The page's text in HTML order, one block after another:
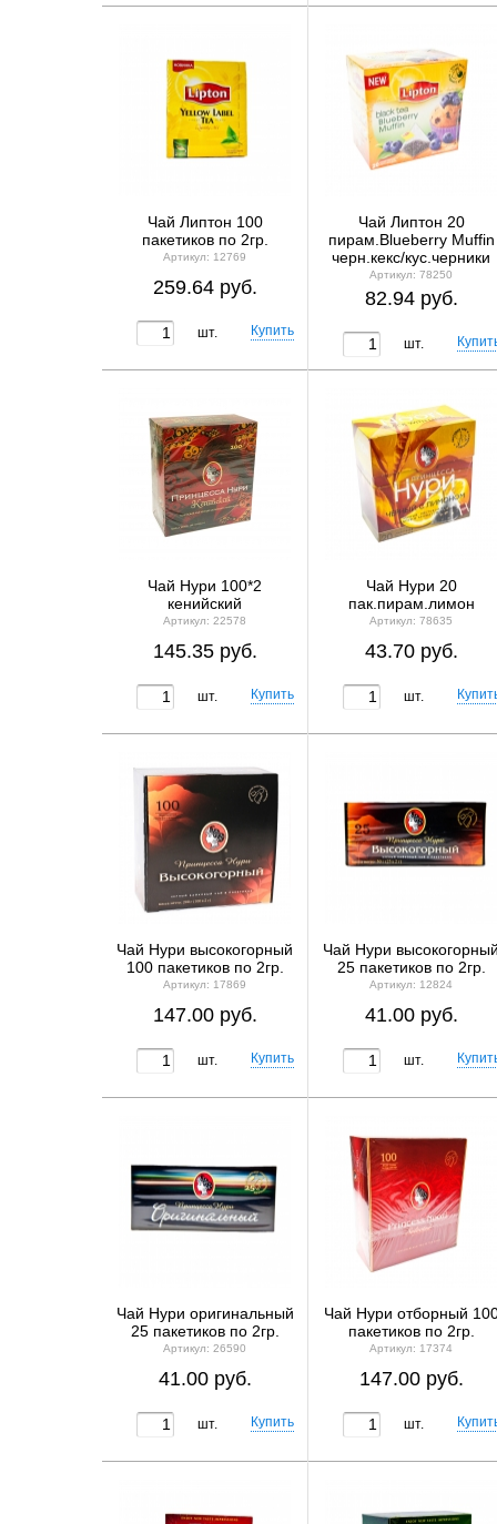
Чай Липтон 100
пакетиков по 2гр.
Артикул: 12769
259.64 руб.
шт.
Чай Липтон 20
пирам.Blueberry Muffin
черн.кекс/кус.черники
Артикул: 78250
82.94 руб.
шт.
Чай Нури 100*2
кенийский
Артикул: 22578
145.35 руб.
шт.
Чай Нури 20
пак.пирам.лимон
Артикул: 78635
43.70 руб.
шт.
Чай Нури высокогорный
100 пакетиков по 2гр.
Артикул: 17869
147.00 руб.
шт.
Чай Нури
25 пакетиков по 2гр.
Артикул: 12824
41.00 руб.
шт.
Чай Нури оригинальный
25 пакетиков по 2гр.
Артикул: 26590
41.00 руб.
шт.
Чай Нури отборный
пакетиков по 2гр.
Артикул: 17374
147.00 руб.
шт.